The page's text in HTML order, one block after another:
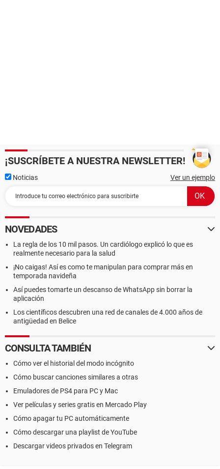
¡SUSCRÍBETE A NUESTRA NEWSLETTER!
Noticias Ver un ejemplo
NOVEDADES
La regla de los 10 mil pasos. Un cardiólogo explicó lo que es
realmente necesario para la salud
¡No caigas! Así es como te manipulan para comprar más en
temporada navideña
Así puedes tomarte un descanso de WhatsApp sin borrar la
aplicación
Los científicos descubren una red de canales de 4.000 años de
antigüedad en Belice
CONSULTA TAMBIÉN
Cómo ver el historial del modo incógnito
Cómo buscar canciones similares a otras
Emuladores de PS4 para PC y Mac
Ver películas y series gratis en Mercado Play
Cómo apagar tu PC automáticamente
Cómo descargar una playlist de YouTube
Descargar videos privados en Telegram